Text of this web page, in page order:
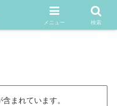
情報発信サイト
まれています。
メニュー 検索